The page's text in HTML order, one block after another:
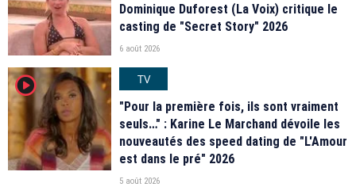
Dominique Duforest (La Voix) critique le
casting de "Secret Story" 2026
6 août 2026
player2
TV
"Pour la première fois, ils sont vraiment
seuls…" : Karine Le Marchand dévoile les
nouveautés des speed dating de "L'Amour
est dans le pré" 2026
5 août 2026